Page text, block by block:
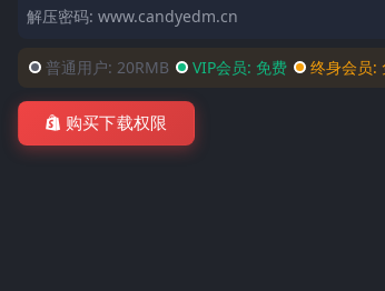
解压密码: www.candyedm.cn
普通用户: 20RMB VIP会员: 免费 终身会员:
购买下载权限